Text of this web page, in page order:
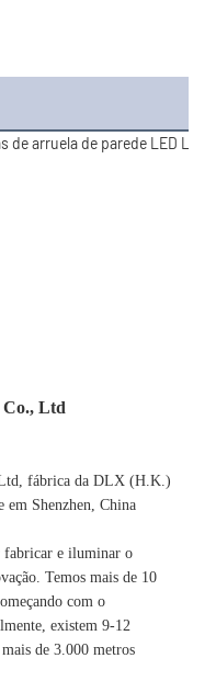
fábrica da DLX (H.K.)
Shenzhen, China
fabricar e iluminar o
Temos mais de 10
com o
existem 9-12
de 3.000 metros